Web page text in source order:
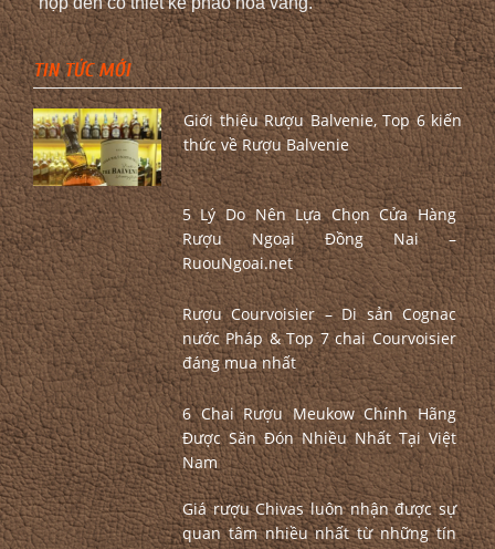
TIN TỨC MỚI
Giới thiệu Rượu Balvenie, Top 6 kiến
thức về Rượu Balvenie
5 Lý Do Nên Lựa Chọn Cửa Hàng
Rượu Ngoại Đồng Nai –
RuouNgoai.net
Rượu Courvoisier – Di sản Cognac
nước Pháp & Top 7 chai Courvoisier
đáng mua nhất
6 Chai Rượu Meukow Chính Hãng
Được Săn Đón Nhiều Nhất Tại Việt
Nam
Giá rượu Chivas luôn nhận được sự
quan tâm nhiều nhất từ những tín